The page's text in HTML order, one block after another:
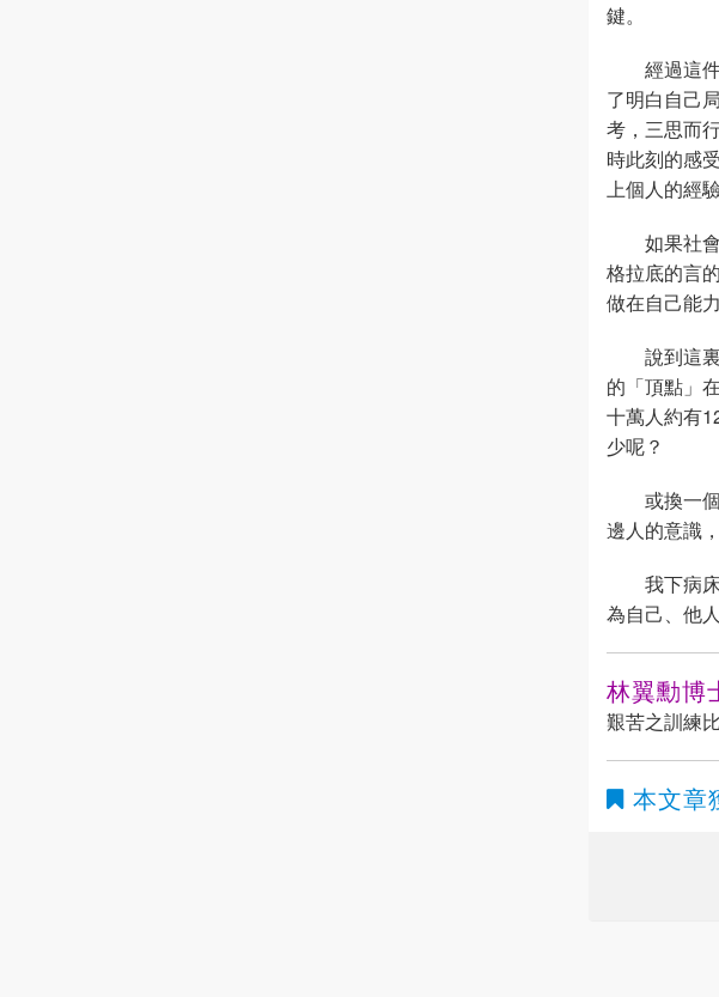
鍵。
經過這
了明白自己
考，三思而
時此刻的感
上個人的經
如果社
格拉底的言
做在自己能
說到這
的「頂點」
十萬人約有
少呢？
或換一
邊人的意識
我下病
為自己、他
林翼勳博
艱苦之訓練
本文章